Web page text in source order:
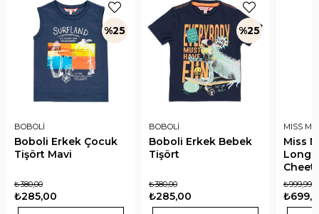
BOBOLİ
Boboli Erkek Çocuk
Tişört Mavi
₺285,00
₺380,00
%25
BOBOLİ
Boboli Erkek Bebek
Tişört
₺285,00
₺380,00
%25
MISS
Miss
Long
₺999,99